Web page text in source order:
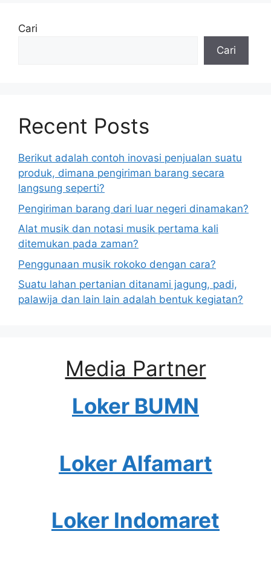
Cari
Cari
Recent Posts
Berikut adalah contoh inovasi penjualan suatu
produk, dimana pengiriman barang secara
langsung seperti?
Pengiriman barang dari luar negeri dinamakan?
Alat musik dan notasi musik pertama kali
ditemukan pada zaman?
Penggunaan musik rokoko dengan cara?
Suatu lahan pertanian ditanami jagung, padi,
palawija dan lain lain adalah bentuk kegiatan?
Media Partner
Loker BUMN
Loker Alfamart
Loker Indomaret